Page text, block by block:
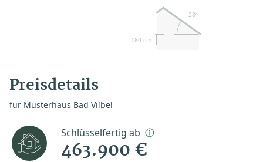
180 cm
28º
Preisdetails
für Musterhaus Bad Vilbel
Schlüsselfertig ab
463.900 €